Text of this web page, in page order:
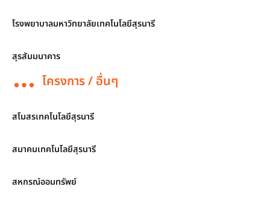
โรงพยาบาลมหาวิทยาลัยเทคโนโลยีสุรนารี
สุรสัมมนาคาร
โครงการ / อื่นๆ
สโมสรเทคโนโลยีสุรนารี
สมาคมเทคโนโลยีสุรนารี
สหกรณ์ออมทรัพย์